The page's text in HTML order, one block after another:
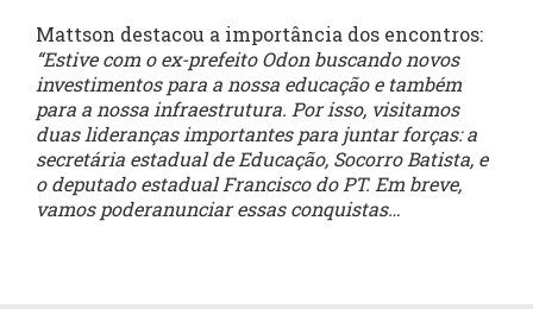
Mattson destacou a importância dos encontros:
“Estive com o ex-prefeito Odon buscandonovos
investimentos para a nossa educação e também
para a nossa infraestrutura. Porisso, visitamos
duas lideranças importantes para juntar forças: a
secretária estadual deEducação, Socorro Batista, e
o deputado estadual Francisco do PT. Em breve,
vamos poderanunciar essas conquistas…